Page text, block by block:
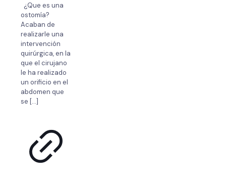
¿Que es una
ostomía?
Acaban de
realizarle una
intervención
quirúrgica, en la
que el cirujano
le ha realizado
un orificio en el
abdomen que
se […]